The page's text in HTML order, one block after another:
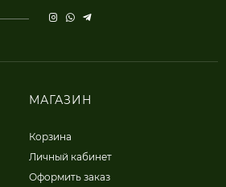
МАГАЗИН
Корзина
Личный кабинет
Оформить заказ